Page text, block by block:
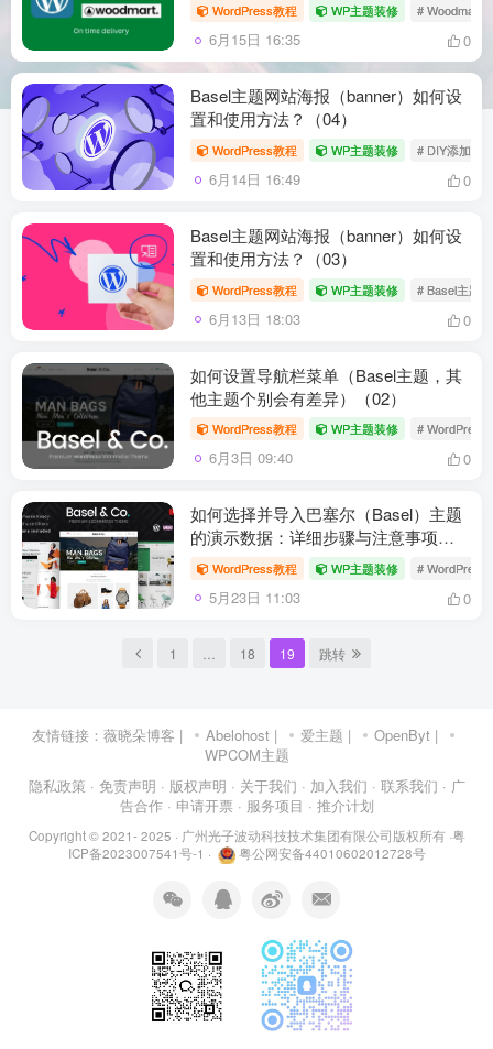
WordPress教程 WP主题装修 # Woodmart
6月15日 16:35 0
Basel主题网站海报（banner）如何设
置和使用方法？（04）
WordPress教程 WP主题装修 # DIY添加
6月14日 16:49 0
Basel主题网站海报（banner）如何设
置和使用方法？（03）
WordPress教程 WP主题装修 # Basel主题
6月13日 18:03 0
如何设置导航栏菜单（Basel主题，其
他主题个别会有差异）（02）
WordPress教程 WP主题装修 # WordPress
6月3日 09:40 0
如何选择并导入巴塞尔（Basel）主题
的演示数据：详细步骤与注意事项
（01）
WordPress教程 WP主题装修 # WordPress
5月23日 11:03 0
1 18 19 跳转
友情链接： 薇晓朵博客 | Abelohost | 爱主题 | OpenByt |
WPCOM主题
隐私政策 · 免责声明 · 版权声明 · 关于我们 · 加入我们 · 联系我们 · 广
告合作 · 申请开票 · 服务项目 · 推介计划
Copyright © 2021- 2025 · 广州光子波动科技技术集团有限公司版权所有·粤
ICP备2023007541号-1 · 粤公网安备44010602012728号